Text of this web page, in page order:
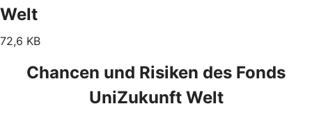
Welt
72,6 KB
Chancen und Risiken des Fonds
UniZukunft Welt